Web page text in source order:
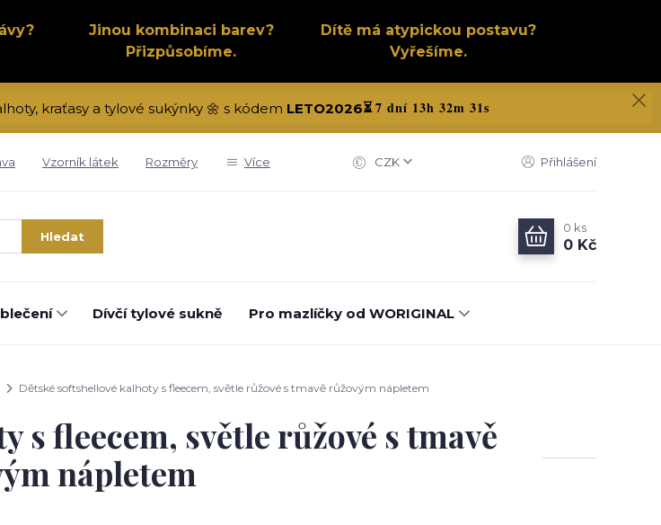
Jinou kombinaci barev?
Přizpůsobíme.
Dítě má atypickou postavu?
Vyřešíme.
kraťasy a tylové sukýnky 🌼 s kódem LETO2026⏳7 dní 13h 32m 30s
Vzorník látek Rozměry Více CZK Přihlášení
Hledat
0 ks
0 Kč
Dívčí tylové sukně Pro mazlíčky od WORIGINAL
Dětské softshellové kalhoty s fleecem, světle růžové s tmavě růžovým nápletem
s fleecem, světle růžové s tmavě
nápletem